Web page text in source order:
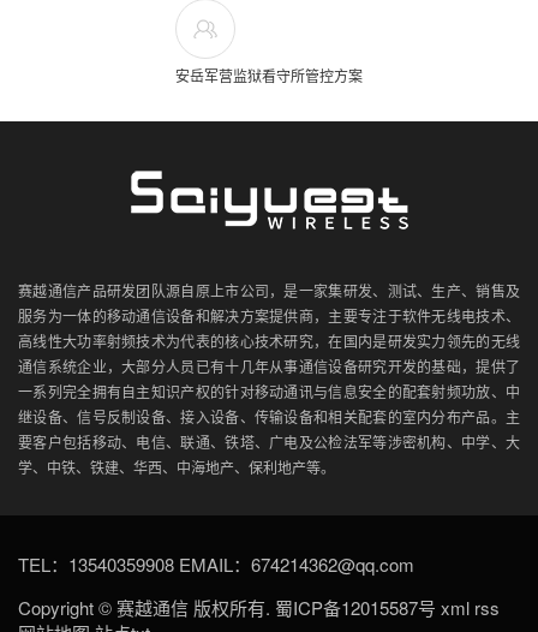
安岳军营监狱看守所管控方案
赛越通信产品研发团队源自原上市公司，是一家集研发、测试、生产、销售及
服务为一体的移动通信设备和解决方案提供商，主要专注于软件无线电技术、
高线性大功率射频技术为代表的核心技术研究，在国内是研发实力领先的无线
通信系统企业，大部分人员已有十几年从事通信设备研究开发的基础，提供了
一系列完全拥有自主知识产权的针对移动通讯与信息安全的配套射频功放、中
继设备、信号反制设备、接入设备、传输设备和相关配套的室内分布产品。主
要客户包括移动、电信、联通、铁塔、广电及公检法军等涉密机构、中学、大
学、中铁、铁建、华西、中海地产、保利地产等。
TEL：13540359908 EMAIL：674214362@qq.com
Copyright © 赛越通信 版权所有. 蜀ICP备12015587号 xml rss